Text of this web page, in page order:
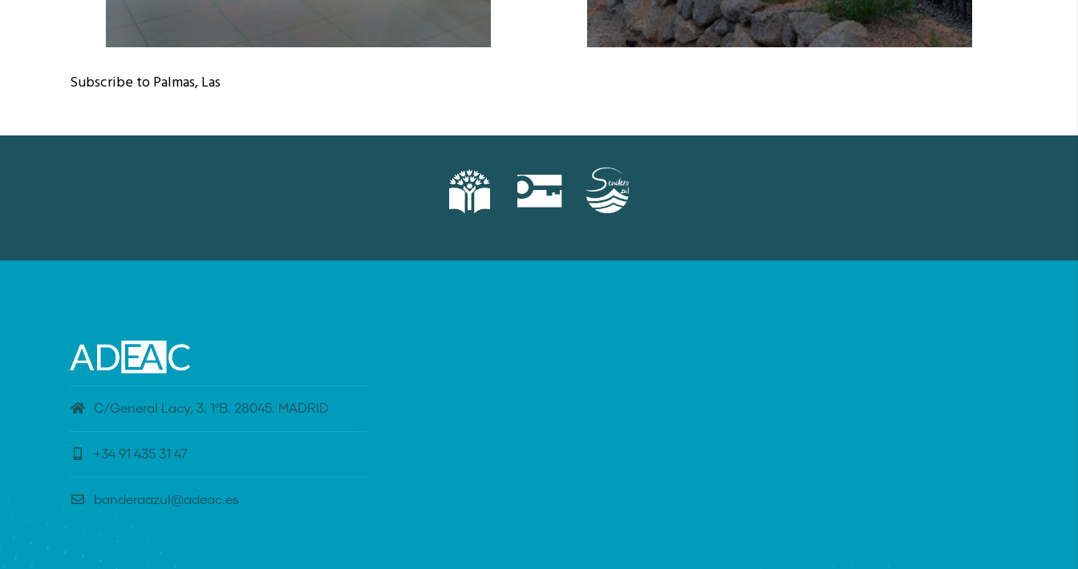
San Bartolomé de Tirajana (Las
Palmas)
San Bartolomé de Tirajana (Las
Palmas)
Subscribe to Palmas, Las
C/General Lacy, 3. 1ºB. 28045. MADRID
+34 91 435 31 47
banderaazul@adeac.es